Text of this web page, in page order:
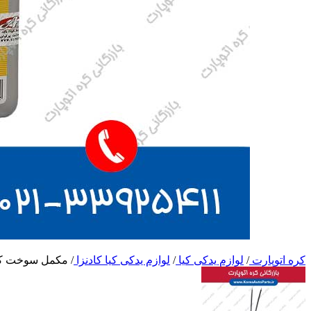
کره اتوپارت/ لوازم یدکی کیا/ لوازم یدکی کیا کادنزا/ مکمل سوخت